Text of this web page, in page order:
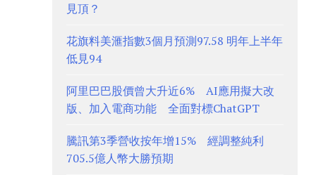
見頂？
花旗料美滙指數3個月預測97.58 明年上半年
低見94
阿里巴巴股價曾大升近6% AI應用擬大改
版、加入電商功能 全面對標ChatGPT
騰訊第3季營收按年增15% 經調整純利
705.5億人幣大勝預期